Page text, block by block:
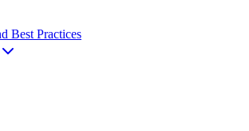
Best Practices